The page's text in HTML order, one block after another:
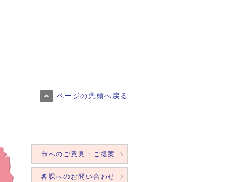
ページの先頭へ戻る
市へのご意見・ご提案
各課へのお問い合わせ